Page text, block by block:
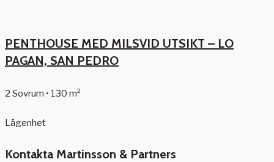
PENTHOUSE MED MILSVID UTSIKT – LO
PAGAN, SAN PEDRO
2 Sovrum • 130 m²
Lägenhet
Kontakta Martinsson & Partners